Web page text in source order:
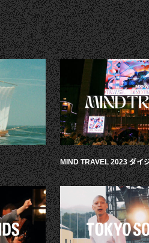
MIND TRAVEL 2023 ダイ